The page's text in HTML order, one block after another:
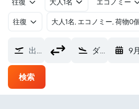
往復 大人1名 エコノミー
往復 大人1名, エコノミー, 荷物0
出発地 ダボ・シティ空港 (DBO) 9
検索